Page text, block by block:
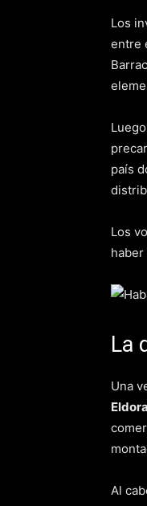
Los
entre
país
Los
La
Una
Al